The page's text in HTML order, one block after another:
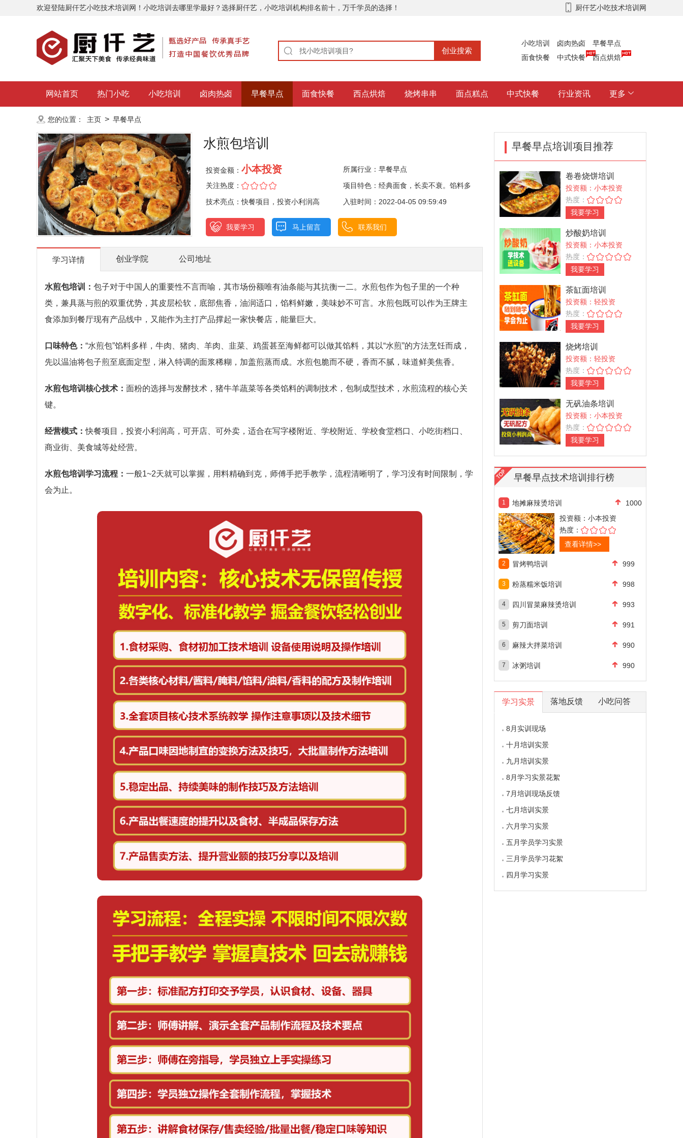
欢迎登陆厨仟艺小吃技术培训网！小吃培训去哪里学最好？选择厨仟艺，小吃培训机构排名前十，万千学员的选择！ 厨仟艺小吃技术培训网
小吃培训 卤肉热卤
早餐早点
面食快餐
中式快餐 西点烘焙
网站首页 热门小吃 小吃培训 卤肉热卤 早餐早点 面食快餐 西点烘焙 烧烤串串 面点糕点 中式快餐 行业资讯 更多
您的位置： 主页 > 早餐早点
水煎包培训
投资金额： 小本投资 所属行业： 早餐早点
关注热度：
项目特色：经典面食，长卖不衰。馅料多
样，味型丰富。
技术亮点：快餐项目，投资小利润高 入驻时间：2022-04-05 09:59:49
我要学习 马上留言 联系我们
学习详情 创业学院 公司地址
水煎包培训： 包子对于中国人的重要性不言而喻，其市场份额唯有油条能与其抗衡一二。水煎包作为包子里的一个种
类，兼具蒸与煎的双重优势，其皮层松软，底部焦香，油润适口，馅料鲜嫩，美味妙不可言。水煎包既可以作为王牌主
食添加到餐厅现有产品线中，又能作为主打产品撑起一家快餐店，能量巨大。
口味特色： “水煎包”馅料多样，牛肉、猪肉、羊肉、韭菜、鸡蛋甚至海鲜都可以做其馅料，其以“水煎”的方法烹饪而成，
先以温油将包子煎至底面定型，淋入特调的面浆稀糊，加盖煎蒸而成。水煎包脆而不硬，香而不腻，味道鲜美焦香。
水煎包培训核心技术： 面粉的选择与发酵技术，猪牛羊蔬菜等各类馅料的调制技术，包制成型技术，水煎流程的核心关
键。
经营模式：快餐项目，投资小利润高，可开店、可外卖，适合在写字楼附近、学校附近、学校食堂档口、小吃街档口、
商业街、美食城等处经营。
水煎包培训学习流程： 一般1~2天就可以掌握，用料精确到克，师傅手把手教学，流程清晰明了，学习没有时间限制，学
会为止。
早餐早点培训项目推荐
卷卷烧饼培训
投资额：小本投资
热度：
我要学习
炒酸奶培训
投资额：小本投资
热度：
我要学习
茶缸面培训
投资额：轻投资
热度：
我要学习
烧烤培训
投资额：轻投资
热度：
我要学习
无矾油条培训
投资额：小本投资
热度：
我要学习
早餐早点技术培训排行榜
1 地摊麻辣烫培训
1000
投资额： 小本投资
热度：
查看详情>>
2 冒烤鸭培训 999
3 粉蒸糯米饭培训 998
4 四川冒菜麻辣烫培训 993
5 剪刀面培训 991
6 麻辣大拌菜培训 990
7 冰粥培训 990
学习实景 落地反馈 小吃问答
8月实训现场
十月培训实景
九月培训实景
8月学习实景花絮
7月培训现场反馈
七月培训实景
六月学习实景
五月学员学习实景
三月学员学习花絮
四月学习实景